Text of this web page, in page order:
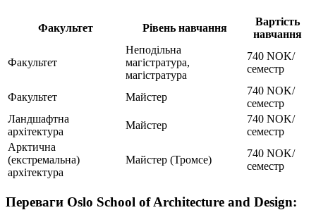
Факультет Рівень навчання
Вартість
навчання
Факультет
Неподільна
магістратура,
магістратура
740 NOK/
семестр
Факультет Майстер
740 NOK/
семестр
Ландшафтна
архітектура
Майстер
740 NOK/
семестр
Арктична
(екстремальна)
архітектура
Майстер (Тромсе)
740 NOK/
семестр
Переваги Oslo School of Architecture and Design: